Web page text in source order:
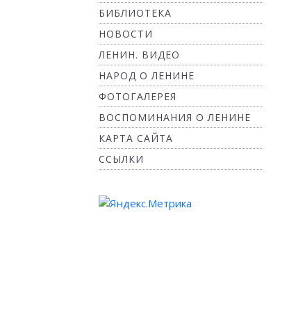
БИБЛИОТЕКА
НОВОСТИ
ЛЕНИН. ВИДЕО
НАРОД О ЛЕНИНЕ
ФОТОГАЛЕРЕЯ
ВОСПОМИНАНИЯ О ЛЕНИНЕ
КАРТА САЙТА
ССЫЛКИ